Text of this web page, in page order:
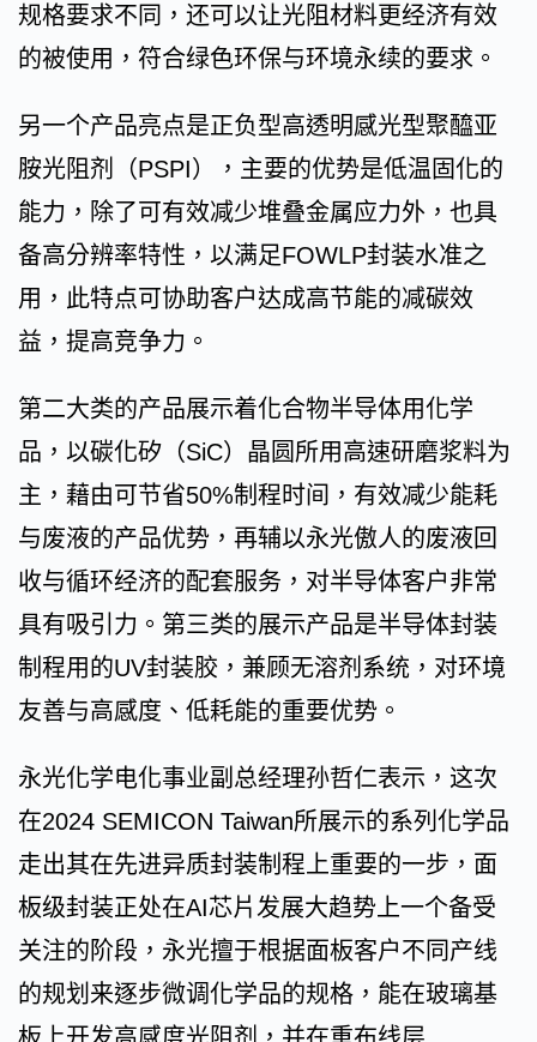
规格要求不同，还可以让光阻材料更经济有效
的被使用，符合绿色环保与环境永续的要求。
另一个产品亮点是正负型高透明感光型聚醯亚
胺光阻剂（PSPI），主要的优势是低温固化的
能力，除了可有效减少堆叠金属应力外，也具
备高分辨率特性，以满足FOWLP封装水准之
用，此特点可协助客户达成高节能的减碳效
益，提高竞争力。
第二大类的产品展示着化合物半导体用化学
品，以碳化矽（SiC）晶圆所用高速研磨浆料为
主，藉由可节省50%制程时间，有效减少能耗
与废液的产品优势，再辅以永光傲人的废液回
收与循环经济的配套服务，对半导体客户非常
具有吸引力。第三类的展示产品是半导体封装
制程用的UV封装胶，兼顾无溶剂系统，对环境
友善与高感度、低耗能的重要优势。
永光化学电化事业副总经理孙哲仁表示，这次
在2024 SEMICON Taiwan所展示的系列化学品
走出其在先进异质封装制程上重要的一步，面
板级封装正处在AI芯片发展大趋势上一个备受
关注的阶段，永光擅于根据面板客户不同产线
的规划来逐步微调化学品的规格，能在玻璃基